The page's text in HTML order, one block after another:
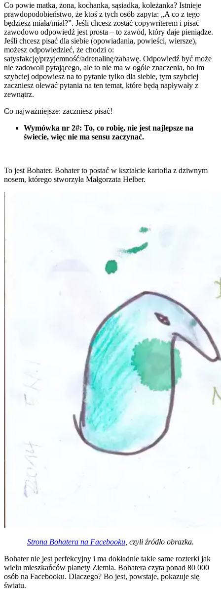
Co powie matka, żona, kochanka, sąsiadka, koleżanka? Istnieje
prawdopodobieństwo, że ktoś z tych osób zapyta: „A co z tego
będziesz miała/miał?”. Jeśli chcesz zostać copywriterem i pisać
zawodowo odpowiedź jest prosta – to zawód, który daje pieniądze.
Jeśli chcesz pisać dla siebie (opowiadania, powieści, wiersze),
możesz odpowiedzieć, że chodzi o:
satysfakcję/przyjemność/adrenalinę/zabawę. Odpowiedź być może
nie zadowoli pytającego, ale to nie ma w ogóle znaczenia, bo im
szybciej odpowiesz na to pytanie tylko dla siebie, tym szybciej
zaczniesz olewać pytania na ten temat, które będą napływały z
zewnątrz.
Co najważniejsze: zaczniesz pisać!
Wymówka nr 2#: To, co robię, nie jest najlepsze na
świecie, więc nie ma sensu zaczynać.
To jest Bohater. Bohater to postać w kształcie kartofla z dziwnym
nosem, którego stworzyła Małgorzata Helber.
Strona Bohatera na Facebooku , czyli źródło obrazka.
Bohater nie jest perfekcyjny i ma dokładnie takie same rozterki jak
wielu mieszkańców planety Ziemia. Bohatera czyta ponad 80 000
osób na Facebooku. Dlaczego? Bo jest, powstaje, pokazuje się
światu.